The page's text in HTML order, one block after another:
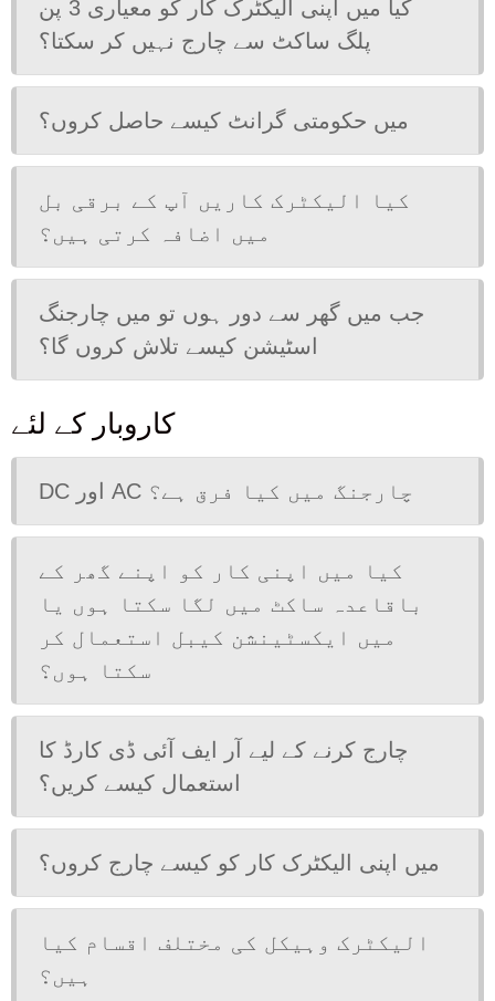
کیا میں اپنی الیکٹرک کار کو معیاری 3 پن
پلگ ساکٹ سے چارج نہیں کر سکتا؟
میں حکومتی گرانٹ کیسے حاصل کروں؟
کیا الیکٹرک کاریں آپ کے برقی بل
میں اضافہ کرتی ہیں؟
جب میں گھر سے دور ہوں تو میں چارجنگ
اسٹیشن کیسے تلاش کروں گا؟
کاروبار کے لئے
DC اور AC چارجنگ میں کیا فرق ہے؟
کیا میں اپنی کار کو اپنے گھر کے
باقاعدہ ساکٹ میں لگا سکتا ہوں یا
میں ایکسٹینشن کیبل استعمال کر
سکتا ہوں؟
چارج کرنے کے لیے آر ایف آئی ڈی کارڈ کا
استعمال کیسے کریں؟
میں اپنی الیکٹرک کار کو کیسے چارج کروں؟
الیکٹرک وہیکل کی مختلف اقسام کیا
ہیں؟